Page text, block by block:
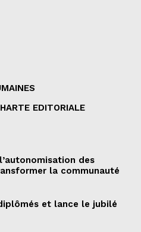
EDITORIALE
des
la communauté
diplômés et lance le jubilé